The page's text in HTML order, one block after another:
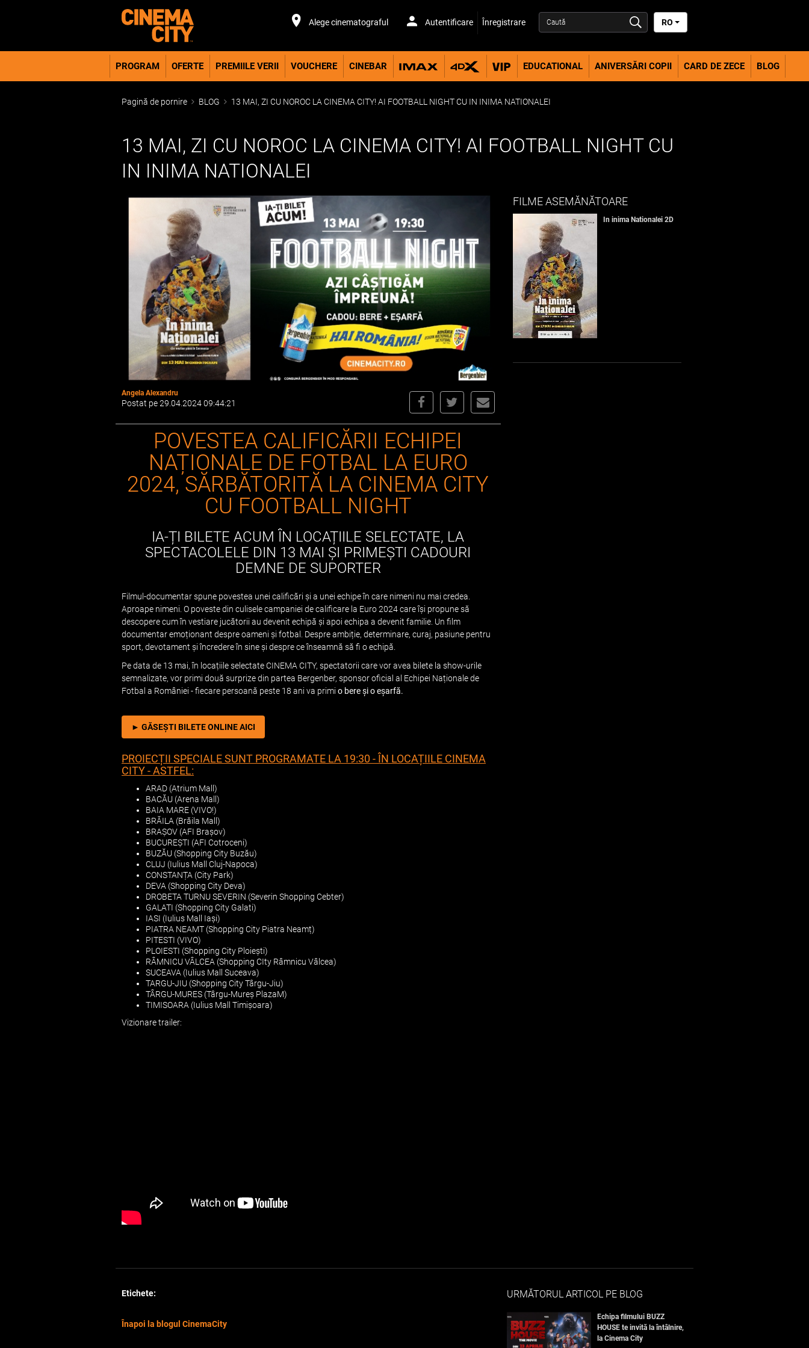
Alege cinematograful Autentificare Înregistrare RO
PROGRAM OFERTE PREMIILE VERII VOUCHERE CINEBAR EDUCATIONAL ANIVERSĂRI COPII CARD DE ZECE BLOG
Pagină de pornire BLOG 13 MAI, ZI CU NOROC LA CINEMA CITY! AI FOOTBALL NIGHT CU IN INIMA NATIONALEI
13 MAI, ZI CU NOROC LA CINEMA CITY! AI FOOTBALL NIGHT CU
IN INIMA NATIONALEI
Angela Alexandru
Postat pe 29.04.2024 09:44:21
POVESTEA CALIFICĂRII ECHIPEI
NAȚIONALE DE FOTBAL LA EURO
2024, SĂRBĂTORITĂ LA CINEMA CITY
CU FOOTBALL NIGHT
IA-ȚI BILETE ACUM ÎN LOCAȚIILE SELECTATE, LA
SPECTACOLELE DIN 13 MAI ȘI PRIMEȘTI CADOURI
DEMNE DE SUPORTER
Filmul-documentar spune povestea unei calificări și a unei echipe în care nimeni nu mai credea.
Aproape nimeni. O poveste din culisele campaniei de calificare la Euro 2024 care își propune să
descopere cum în vestiare jucătorii au devenit echipă și apoi echipa a devenit familie. Un film
documentar emoționant despre oameni și fotbal. Despre ambiție, determinare, curaj, pasiune pentru
sport, devotament și încredere în sine și despre ce înseamnă să fi o echipă.
Pe data de 13 mai, în locațiile selectate CINEMA CITY, spectatorii care vor avea bilete la show-urile
semnalizate, vor primi două surprize din partea Bergenber, sponsor oficial al Echipei Naționale de
Fotbal a României - fiecare persoană peste 18 ani va primi o bere și o eșarfă.
► GĂSEȘTI BILETE ONLINE AICI
PROIECȚII SPECIALE SUNT PROGRAMATE LA 19:30 - ÎN LOCAȚIILE CINEMA
CITY - ASTFEL:
ARAD (Atrium Mall)
BACĂU (Arena Mall)
BAIA MARE (VIVO!)
BRĂILA (Brăila Mall)
BRAȘOV (AFI Brașov)
BUCUREȘTI (AFI Cotroceni)
BUZĂU (Shopping City Buzău)
CLUJ (Iulius Mall Cluj-Napoca)
CONSTANȚA (City Park)
DEVA (Shopping City Deva)
DROBETA TURNU SEVERIN (Severin Shopping Cebter)
GALATI (Shopping City Galati)
IASI (Iulius Mall Iași)
PIATRA NEAMT (Shopping City Piatra Neamț)
PITESTI (VIVO)
PLOIESTI (Shopping City Ploiești)
RÂMNICU VÂLCEA (Shopping CIty Râmnicu Vâlcea)
SUCEAVA (Iulius Mall Suceava)
TARGU-JIU (Shopping City Târgu-Jiu)
TÂRGU-MURES (Târgu-Mureș PlazaM)
TIMISOARA (Iulius Mall Timișoara)
Vizionare trailer:
FILME ASEMĂNĂTOARE
In inima Nationalei 2D
Etichete:
Înapoi la blogul CinemaCity
URMĂTORUL ARTICOL PE BLOG
Echipa filmului BUZZ
HOUSE te invită la întâlnire,
la Cinema City